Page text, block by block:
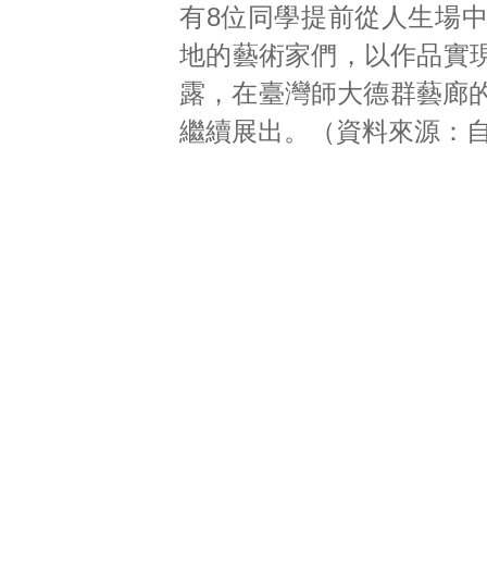
有8位同學提前從人生場
地的藝術家們，以作品實
露，在臺灣師大德群藝廊
繼續展出。（資料來源：